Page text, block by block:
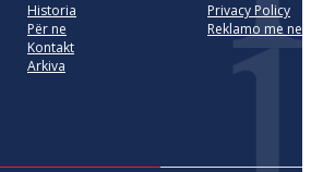
Historia
Për ne
Kontakt
Arkiva
Privacy Policy
Reklamo me ne